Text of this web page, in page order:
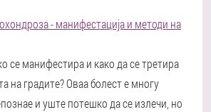
- манифестација и методи на
се манифестира и како да се третира
на градите? Оваа болест е многу
и уште потешко да се излечи, но